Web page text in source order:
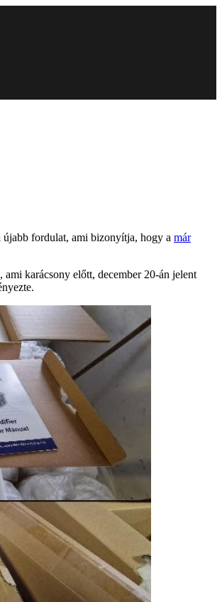
újabb fordulat, ami bizonyítja, hogy a már
ami karácsony előtt, december 20-án jelent